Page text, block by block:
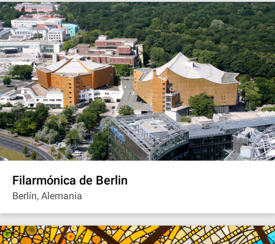
Filarmónica de Berlin
Berlín, Alemania